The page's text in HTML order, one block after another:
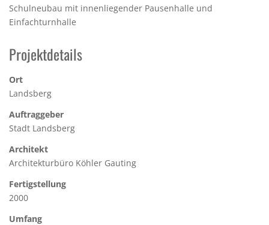
Schulneubau mit innenliegender Pausenhalle und
Einfachturnhalle
Projektdetails
Ort
Landsberg
Auftraggeber
Stadt Landsberg
Architekt
Architekturbüro Köhler Gauting
Fertigstellung
2000
Umfang